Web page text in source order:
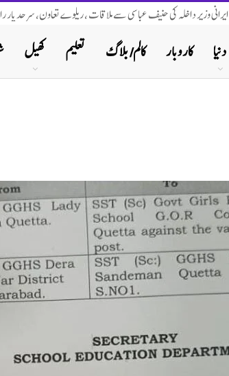
ایرانی وزیر داخلہ کی حنیف عباسی سے ملاقات ، ریلوے تعاون، سرحد پار
کھیل تعلیم کالم/ بلاگ کاروبار دنیا